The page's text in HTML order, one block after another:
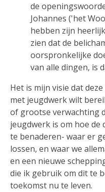
de
Johannes ('het
hebben zijn
zien dat de
oorspronkelijke
van alle dingen, is
Het is mijn visie dat
met jeugdwerk wilt
of grootse verwachting
jeugdwerk is om hoe de
te benaderen- waar er
lossen, en waar we
en een nieuwe
die ik gebruik om dit te
toekomst nu te leven.